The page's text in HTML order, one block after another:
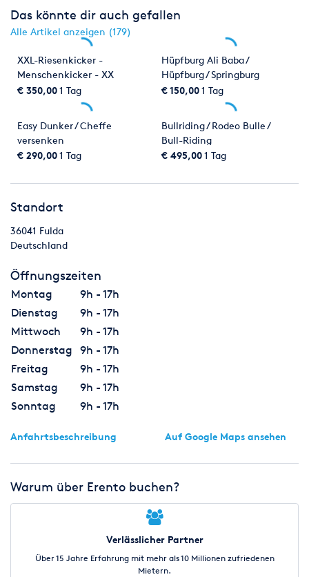
Das könnte dir auch gefallen
Alle Artikel anzeigen (179)
XXL-Riesenkicker -
Menschenkicker - XX
LFußball Kicker
€ 350,001 Tag
Hüpfburg Ali Baba /
Hüpfburg / Springburg
€ 150,001 Tag
Easy Dunker / Cheffe
versenken
€ 290,001 Tag
Bullriding / Rodeo Bulle /
Bull-Riding
€ 495,001 Tag
Standort
36041 Fulda
Deutschland
Öffnungszeiten
Montag
9h - 17h
Dienstag
9h - 17h
Mittwoch
9h - 17h
Donnerstag
9h - 17h
Freitag
9h - 17h
Samstag
9h - 17h
Sonntag
9h - 17h
Anfahrtsbeschreibung Auf Google Maps ansehen
Warum über Erento buchen?
Verlässlicher Partner
Über 15 Jahre Erfahrung mit mehr als 10 Millionen zufriedenen
Mietern.